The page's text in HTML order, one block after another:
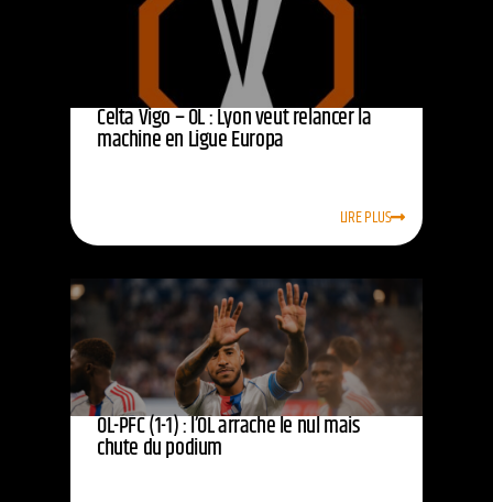
Celta Vigo – OL : Lyon veut relancer la
machine en Ligue Europa
LIRE PLUS
OL-PFC (1-1) : l’OL arrache le nul mais
chute du podium